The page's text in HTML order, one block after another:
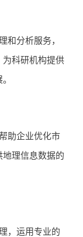
和分析服务，
科研机构提供
助企业优化市
理信息数据的
，运用专业的